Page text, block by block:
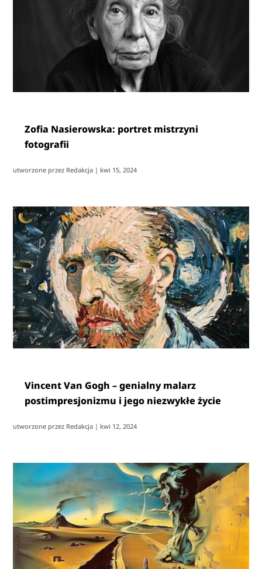
Zofia Nasierowska: portret mistrzyni
fotografii
utworzone przez Redakcja | kwi 15, 2024
Vincent Van Gogh – genialny malarz
postimpresjonizmu i jego niezwykłe życie
utworzone przez Redakcja | kwi 12, 2024